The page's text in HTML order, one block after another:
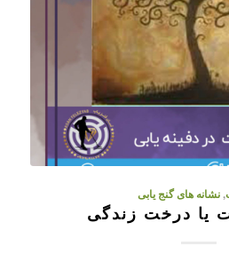
,نشانه های گنج یابی
یا درخت زندگی